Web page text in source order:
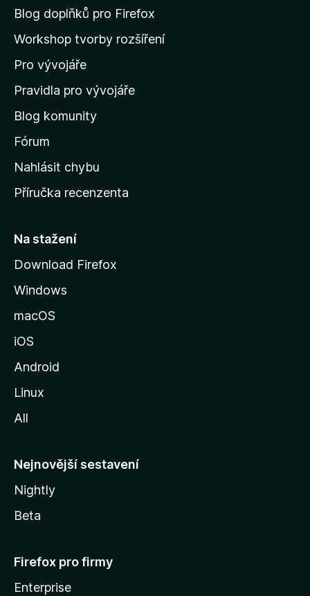
n
d
o
m
v
s
k
u
t
á
n
M
o
l
y
Blog doplňků pro Firefox
Workshop tvorby rozšíření
Pro vývojáře
Pravidla pro vývojáře
Blog komunity
Fórum
Nahlásit chybu
Příručka recenzenta
Na stažení
Download Firefox
Windows
macOS
iOS
Android
Linux
All
Nejnovější sestavení
Nightly
Beta
Firefox pro firmy
Enterprise